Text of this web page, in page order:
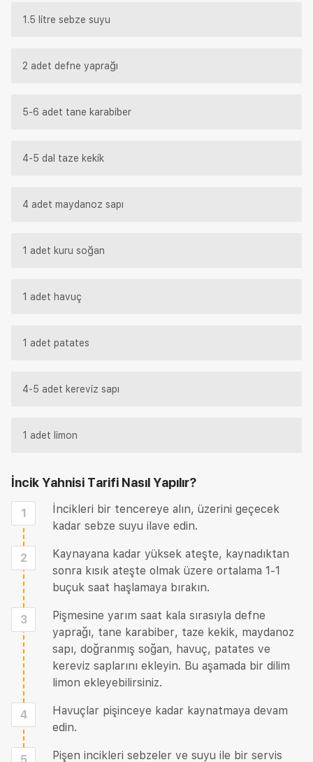
1.5 litre sebze suyu
2 adet defne yaprağı
5-6 adet tane karabiber
4-5 dal taze kekik
4 adet maydanoz sapı
1 adet kuru soğan
1 adet havuç
1 adet patates
4-5 adet kereviz sapı
1 adet limon
İncik Yahnisi Tarifi Nasıl Yapılır?
1
İncikleri bir tencereye alın, üzerini geçecek
kadar sebze suyu ilave edin.
2
Kaynayana kadar yüksek ateşte, kaynadıktan
sonra kısık ateşte olmak üzere ortalama 1-1
buçuk saat haşlamaya bırakın.
3
Pişmesine yarım saat kala sırasıyla defne
yaprağı, tane karabiber, taze kekik, maydanoz
sapı, doğranmış soğan, havuç, patates ve
kereviz saplarını ekleyin. Bu aşamada bir dilim
limon ekleyebilirsiniz.
4
Havuçlar pişinceye kadar kaynatmaya devam
edin.
5 Pişen incikleri sebzeler ve suyu ile bir servis